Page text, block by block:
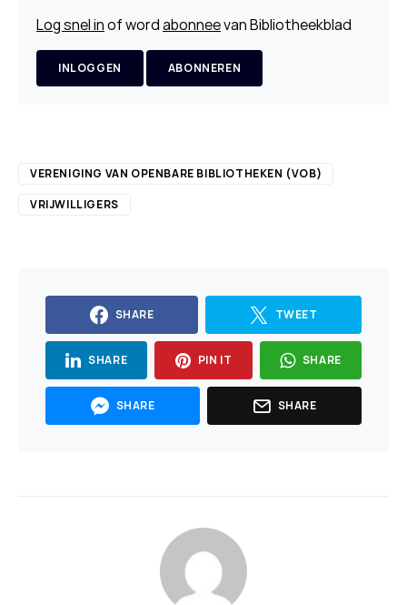
Log snel inof wordabonneevan Bibliotheekblad
INLOGGEN ABONNEREN
VERENIGING VAN OPENBARE BIBLIOTHEKEN (VOB)
VRIJWILLIGERS
SHARE TWEET
SHARE PIN IT SHARE
SHARE SHARE